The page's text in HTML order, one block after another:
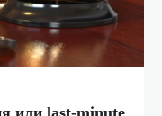
или last-minute